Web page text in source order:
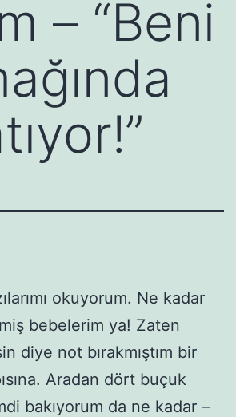
– “Beni
okuyorum. Ne kadar
bebelerim ya! Zaten
diye not bırakmıştım bir
Aradan dört buçuk
bakıyorum da ne kadar –